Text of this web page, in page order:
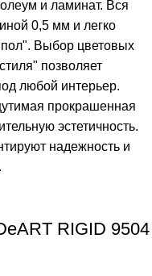
и ламинат. Вся
0,5 мм и легко
Выбор цветовых
позволяет
любой интерьер.
прокрашенная
эстетичность.
надежность и
RIGID 9504